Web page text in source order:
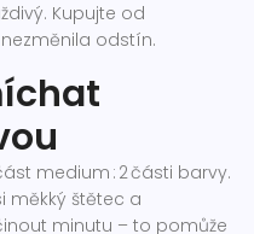
Kupujte od
odstín.
medium : 2 části barvy.
měkký štětec a
minutu – to pomůže